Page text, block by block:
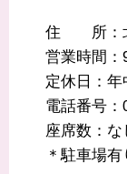
住 所：北
営業時間：
定休日：年
電話番号：
座席数：な
＊駐車場有